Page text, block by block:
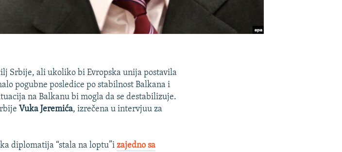
Srbije, ali ukoliko bi Evropska unija postavila
pogubne posledice po stabilnost Balkana i
na Balkanu bi mogla da se destabilizuje.
Vuka Jeremića, izrečena u intervjuu za
diplomatija “stala na loptu”i zajedno sa